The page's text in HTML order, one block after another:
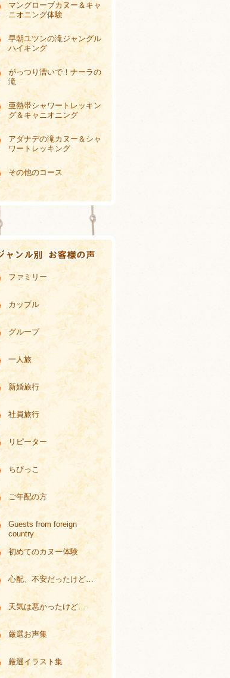
マングローブカヌー＆キャ
ニオニング体験
早朝ユツンの滝ジャングル
ハイキング
がっつり漕いで！ナーラの
滝
亜熱帯シャワートレッキン
グ＆キャニオニング
アダナデの滝カヌー＆シャ
ワートレッキング
その他のコース
ファミリー
カップル
グループ
一人旅
新婚旅行
社員旅行
リピーター
ちびっこ
ご年配の方
Guests from foreign
country
初めてのカヌー体験
心配、不安だったけど…
天気は悪かったけど…
厳選お声集
厳選イラスト集